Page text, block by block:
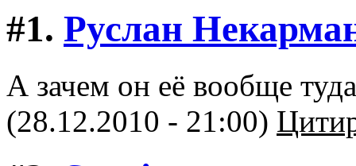
#1. Руслан
А зачем он её вообще
(28.12.2010 - 21:00)